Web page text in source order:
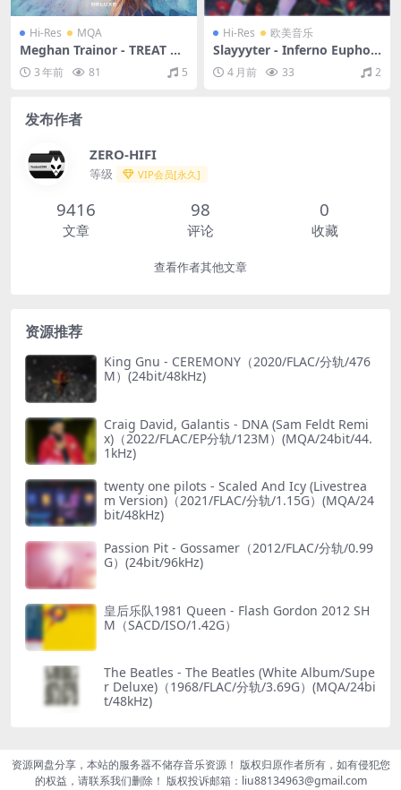
Hi-Res MQA
Meghan Trainor - TREAT M
YSELF (DELUXE)（2020/FLA
C/分轨/739M）(MQA/24bit/
3 年前 81 5
Hi-Res 欧美音乐
Slayyyter - Inferno Euphori
a (Explicit)（2022/FLAC/EP
分轨/236M）(24bit/44.1kH
4 月前 33 2
发布作者
ZERO-HIFI
等级 VIP会员[永久]
9416
文章
98
评论
0
收藏
查看作者其他文章
资源推荐
King Gnu - CEREMONY（2020/FLAC/分轨/476
M）(24bit/48kHz)
Craig David, Galantis - DNA (Sam Feldt Remi
x)（2022/FLAC/EP分轨/123M）(MQA/24bit/44.
1kHz)
twenty one pilots - Scaled And Icy (Livestrea
m Version)（2021/FLAC/分轨/1.15G）(MQA/24
bit/48kHz)
Passion Pit - Gossamer（2012/FLAC/分轨/0.99
G）(24bit/96kHz)
皇后乐队1981 Queen - Flash Gordon 2012 SH
M（SACD/ISO/1.42G）
The Beatles - The Beatles (White Album/Supe
r Deluxe)（1968/FLAC/分轨/3.69G）(MQA/24bi
t/48kHz)
资源网盘分享，本站的服务器不储存音乐资源！ 版权归原作者所有，如有侵犯您
的权益，请联系我们删除！ 版权投诉邮箱：liu88134963@gmail.com